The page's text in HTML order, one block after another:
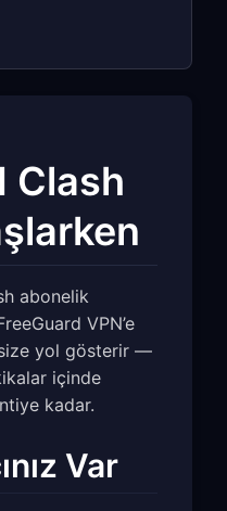
Clash
abonelik
VPN’e
yol gösterir —
içinde
kadar.
Var